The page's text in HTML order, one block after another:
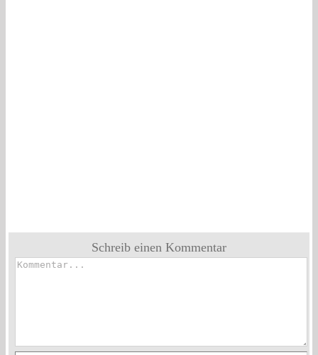
Schreib einen Kommentar
Kommentar